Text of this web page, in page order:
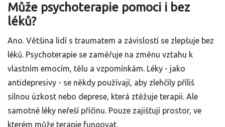
Může psychoterapie pomoci i bez
léků?
Ano. Většina lidí s traumatem a závislostí se zlepšuje bez
léků. Psychoterapie se zaměřuje na změnu vztahu k
vlastním emocím, tělu a vzpomínkám. Léky - jako
antidepresivy - se někdy používají, aby zlehčily příliš
silnou úzkost nebo deprese, která ztěžuje terapii. Ale
samotné léky neřeší příčinu. Pouze zajišťují prostor, ve
kterém může terapie fungovat.